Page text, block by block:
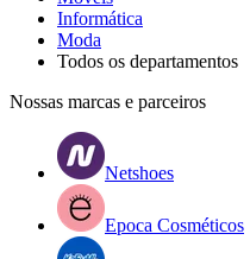
Informática
Moda
Todos os departamentos
Nossas marcas e parceiros
Netshoes
Epoca Cosméticos